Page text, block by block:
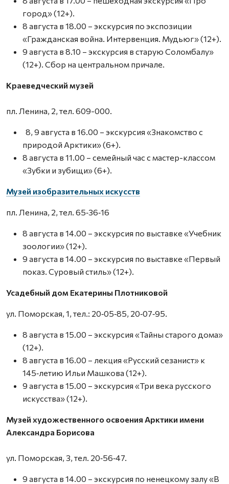
город» (12+).
8 августа в 18.00 – экскурсия по экспозиции
«Гражданская война. Интервенция. Мудьюг» (12+).
9 августа в 8.10 – экскурсия в старую Соломбалу»
(12+). Сбор на центральном причале.
Краеведческий музей
пл. Ленина, 2, тел. 609-000.
8, 9 августа в 16.00 – экскурсия «Знакомство с
природой Арктики» (6+).
8 августа в 11.00 – семейный час с мастер-классом
«Зубки и зубищи» (6+).
Музей изобразительных искусств
пл. Ленина, 2, тел. 65‑36‑16
8 августа в 14.00 – экскурсия по выставке «Учебник
зоологии» (12+).
9 августа в 14.00 – экскурсия по выставке «Первый
показ. Суровый стиль» (12+).
Усадебный дом Екатерины Плотниковой
ул. Поморская, 1, тел.: 20‑05‑85, 20‑07‑95.
8 августа в 15.00 – экскурсия «Тайны старого дома»
(12+).
8 августа в 16.00 – лекция «Русский сезанист» к
145‑летию Ильи Машкова (12+).
9 августа в 15.00 – экскурсия «Три века русского
искусства» (12+).
Музей художественного освоения Арктики имени
Александра Борисова
ул. Поморская, 3, тел. 20‑56‑47.
9 августа в 14.00 – экскурсия по ненецкому залу «В